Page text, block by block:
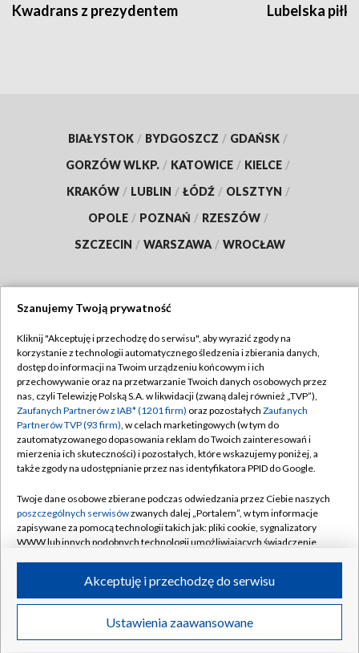
Kwadrans z prezydentem Lubelska piłka
BIAŁYSTOK / BYDGOSZCZ / GDAŃSK /
GORZÓW WLKP. / KATOWICE / KIELCE /
KRAKÓW / LUBLIN / ŁÓDŹ / OLSZTYN /
OPOLE / POZNAŃ / RZESZÓW /
SZCZECIN / WARSZAWA / WROCŁAW
TVP
Abonament TVP
Emisja w TVP
Centrum informacji TVP
Naziemna Telewizja Cyfrowa
Rada Programowa
System NOS
Informacje o nadawcy
Program dla prasy
Ogłoszenie przetargowe
Regulamin TVP
Polityka prywatności
Moje zgody
Pomoc
Kontakt
Kanały
©2026 Telewizja Polska S.A. w likwidacji
Szanujemy Twoją prywatność
Kliknij "Akceptuję i przechodzę do serwisu", aby wyrazić zgody na
korzystanie z technologii automatycznego śledzenia i zbierania danych,
dostęp do informacji na Twoim urządzeniu końcowym i ich
przechowywanie oraz na przetwarzanie Twoich danych osobowych przez
nas, czyli Telewizję Polską S.A. w likwidacji (zwaną dalej również „TVP”),
Zaufanych Partnerów z IAB* (1201 firm) oraz pozostałych Zaufanych
Partnerów TVP (93 firm), w celach marketingowych (w tym do
zautomatyzowanego dopasowania reklam do Twoich zainteresowań i
mierzenia ich skuteczności) i pozostałych, które wskazujemy poniżej, a
także zgody na udostępnianie przez nas identyfikatora PPID do Google.
Twoje dane osobowe zbierane podczas odwiedzania przez Ciebie naszych
poszczególnych serwisówzwanych dalej „Portalem”, w tym informacje
zapisywane za pomocą technologii takich jak: pliki cookie, sygnalizatory
WWW lub innych podobnych technologii umożliwiających świadczenie
ruchu w Internecie.
Twoje dane osobowe zbierane podczas odwiedzania przez Ciebie
poszczególnych serwisówna Portalu, takie jak adresy IP, identyfikatory
Ustawienia zaawansowane
Akceptuję i przechodzę do serwisu